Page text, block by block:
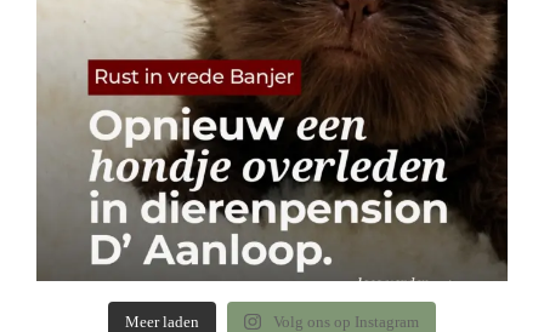
Meer laden Volg ons op Instagram